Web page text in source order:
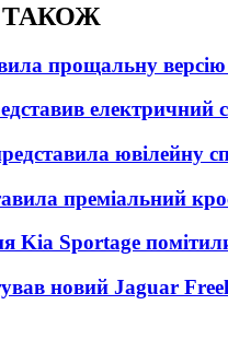
прощальну
електричний
ювілейну
преміальний
Kia Sportage
новий Jaguar